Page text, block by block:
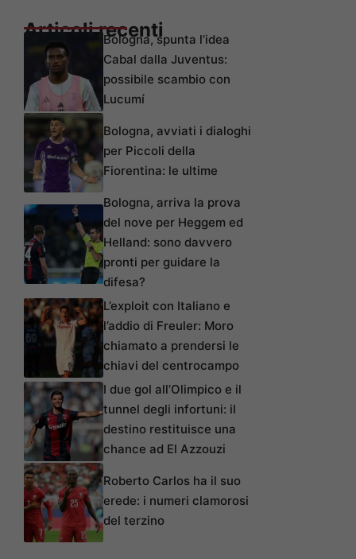
Articoli recentiBologna, spunta l’idea
Cabal dalla Juventus:
possibile scambio con
Lucumí
Bologna, avviati i dialoghi
per Piccoli della
Fiorentina: le ultime
Bologna, arriva la prova
del nove per Heggem ed
Helland: sono davvero
pronti per guidare la
difesa?
L’exploit con Italiano e
l’addio di Freuler: Moro
chiamato a prendersi le
chiavi del centrocampo
I due gol all’Olimpico e il
tunnel degli infortuni: il
destino restituisce una
chance ad El Azzouzi
Roberto Carlos ha il suo
erede: i numeri clamorosi
del terzino